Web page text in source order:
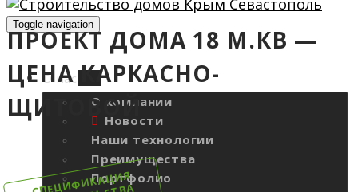
Toggle navigation
О нас
О компании
Новости
Наши технологии
Преимущества
Портфолио
ПРОЕКТ ДОМА 18 М.КВ —
ЦЕНА КАРКАСНО-
ЩИТОВОЙ